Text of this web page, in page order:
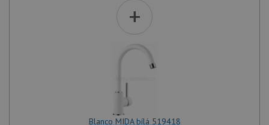
+
Blanco MIDA bílá 519418